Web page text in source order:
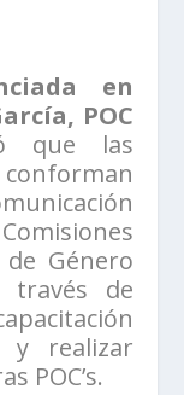
en
POC
que las
conforman
Género
través de
y realizar
POC’s.